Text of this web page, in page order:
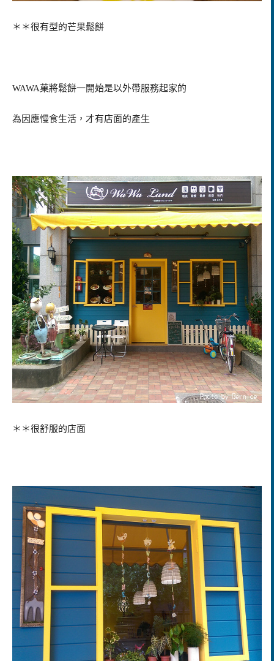
＊＊很有型的芒果鬆餅
WAWA菓將鬆餅一開始是以外帶服務起家的
為因應慢食生活，才有店面的產生
＊＊很舒服的店面